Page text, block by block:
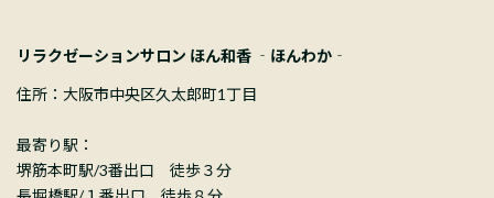
リラクゼーションサロン ほん和香 ‐ほんわか‐
住所：大阪市中央区久太郎町1丁目
最寄り駅：
堺筋本町駅/3番出口 徒歩３分